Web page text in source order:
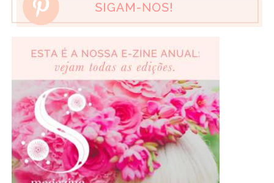
Não há como ter um calendário em papel, e não electrônico pois
gosto de personalizar os eventos de cada dia, ora com um coração
coroa (dia de aniversário do maridão), ora com folhas (dias de
reunião), ora com perú (banquete de familia), … tudo para ficar com
a minha cara
3 de Fevereiro de 2014
CRISTINA MARTINS
Este calendário faz-me falta, porque 2014 é que vai ser o ano!!!
e para me inspirar